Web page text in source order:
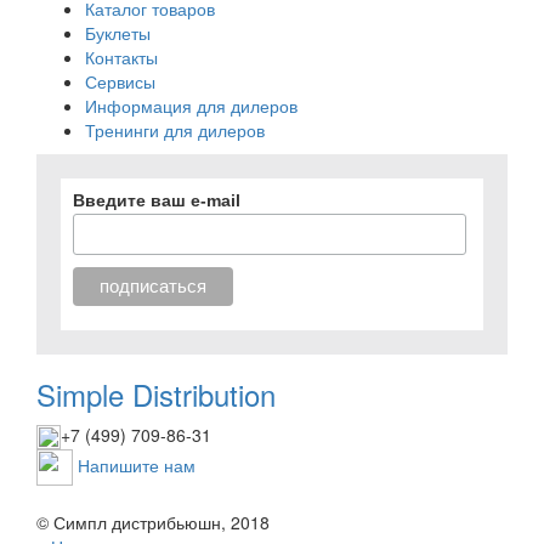
Каталог товаров
Буклеты
Контакты
Сервисы
Информация для дилеров
Тренинги для дилеров
Введите ваш e-mail
Simple Distribution
+7 (499) 709-86-31
Напишите нам
© Симпл дистрибьюшн, 2018